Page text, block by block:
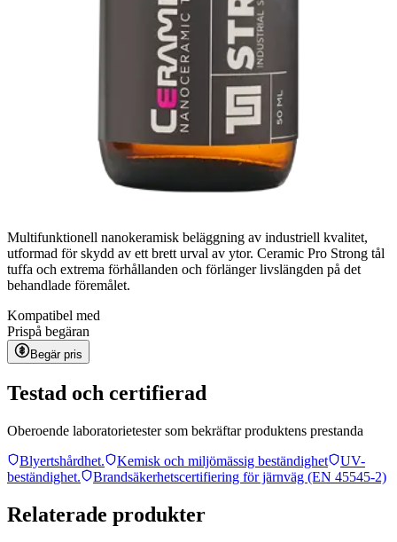
Multifunktionell nanokeramisk beläggning av industriell kvalitet,
utformad för skydd av ett brett urval av ytor. Ceramic Pro Strong tål
tuffa och extrema förhållanden och förlänger livslängden på det
behandlade föremålet.
Kompatibel med
Prispå begäran
Begär pris
Testad och certifierad
Oberoende laboratorietester som bekräftar produktens prestanda
Blyertshårdhet.
Kemisk och miljömässig beständighet
UV-
beständighet.
Brandsäkerhetscertifiering för järnväg (EN 45545-2)
Relaterade produkter